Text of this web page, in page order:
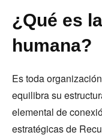
¿Qué es
humana?
Es toda
equilibra su
elemental de
estratégicas de